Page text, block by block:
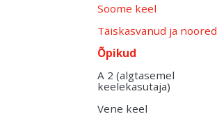
Soome keel
Täiskasvanud ja noored
Õpikud
A 2 (algtasemel
keelekasutaja)
Vene keel